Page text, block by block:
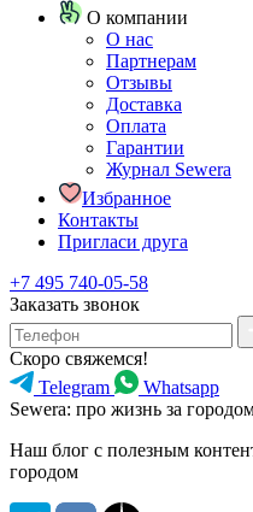
О компании
О нас
Партнерам
Отзывы
Доставка
Оплата
Гарантии
Журнал Sewera
Избранное
Контакты
Пригласи друга
+7 495 740-05-58
Заказать звонок
Скоро свяжемся!
Telegram
Whatsapp
Sewera: про жизнь за
Наш блог c полезным
городом